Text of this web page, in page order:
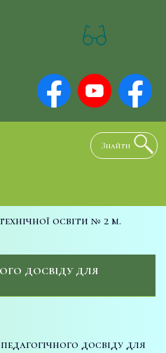
освіти № 2 м.
ДОСВІДУ ДЛЯ
досвіду для